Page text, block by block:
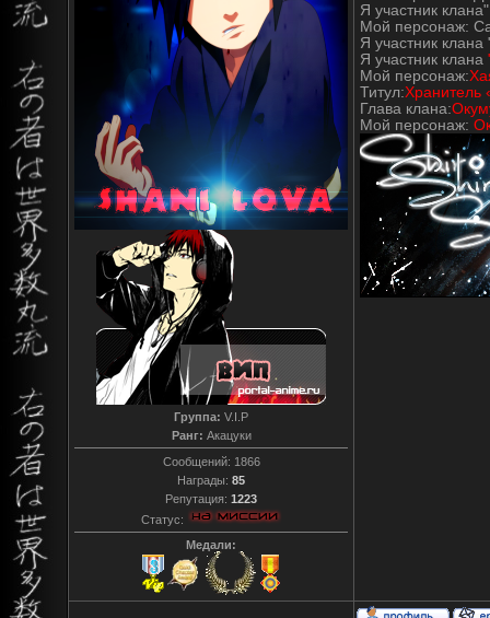
Группа: V.I.P
Ранг: Акацуки
Сообщений: 1866
Награды: 85
Репутация: 1223
Статус:
Медали:
Я участник
Мой персонаж:
Я участник
Я участник клана
Мой персонаж:
Титул:Хранитель
Глава клана:
Мой персонаж: